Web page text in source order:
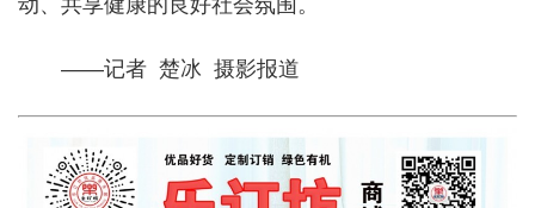
动、共享健康的良好社会氛围。
——记者 楚冰 摄影报道